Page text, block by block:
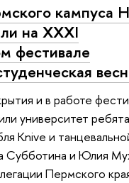
кампуса
на XXXI
фестивале
и в работе
университет
Knive и
Субботина и Юлия
Пермского